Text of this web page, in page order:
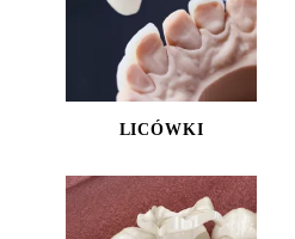
LICÓWKI